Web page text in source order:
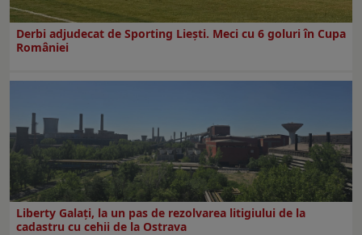
Derbi adjudecat de Sporting Liești. Meci cu 6 goluri în Cupa
României
Liberty Galați, la un pas de rezolvarea litigiului de la
cadastru cu cehii de la Ostrava